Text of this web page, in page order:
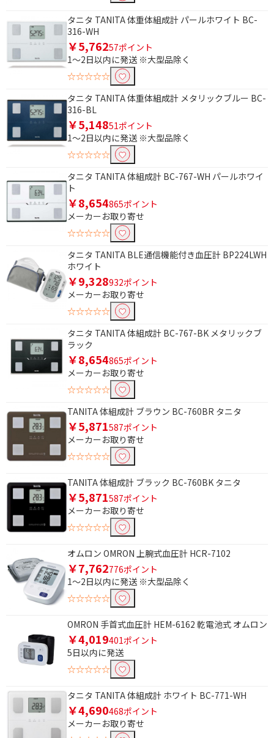
タニタ TANITA 体重体組成計 パールホワイト BC-
316-WH
￥5,76257ポイント
1～2日以内に発送 ※大型品除く
☆☆☆☆☆
タニタ TANITA 体重体組成計 メタリックブルー BC-
316-BL
￥5,14851ポイント
1～2日以内に発送 ※大型品除く
☆☆☆☆☆
タニタ TANITA 体組成計 BC-767-WH パールホワイ
ト
￥8,654865ポイント
メーカーお取り寄せ
☆☆☆☆☆
タニタ TANITA BLE通信機能付き血圧計 BP224LWH
ホワイト
￥9,328932ポイント
メーカーお取り寄せ
☆☆☆☆☆
タニタ TANITA 体組成計 BC-767-BK メタリックブ
ラック
￥8,654865ポイント
メーカーお取り寄せ
☆☆☆☆☆
TANITA 体組成計 ブラウン BC-760BR タニタ
￥5,871587ポイント
メーカーお取り寄せ
☆☆☆☆☆
TANITA 体組成計 ブラック BC-760BK タニタ
￥5,871587ポイント
メーカーお取り寄せ
☆☆☆☆☆
オムロン OMRON 上腕式血圧計 HCR-7102
￥7,762776ポイント
1～2日以内に発送 ※大型品除く
☆☆☆☆☆
OMRON 手首式血圧計 HEM-6162 乾電池式 オムロン
￥4,019401ポイント
5日以内に発送
☆☆☆☆☆
タニタ TANITA 体組成計 ホワイト BC-771-WH
￥4,690468ポイント
メーカーお取り寄せ
価格で絞り込む
タイマーで絞り込む
無
Bluetooth対応で絞り込む
非対応
Bluetooth対応
Bluetooth非対応
PC・スマートフォン管理機能で絞り込む
スマホ管理機能あり
し
有
筋肉量測定機能で絞り込む
筋肉量測定機能あり 筋肉量測定機能なし
体水分率測定機能で絞り込む
体水分率測定機能なし
基礎代謝量測定機能で絞り込む
基礎代謝量測定機能あ
基礎代謝量測定機能な
内臓脂肪レベル測定機能で絞り込む
内臓脂肪レベル測定機
能あり
内臓脂肪レベル測定機
骨格筋率測定機能あり 骨格筋率測定機能なし
体内年齢測定機能で絞り込む
体内年齢測定機能あり
推定骨量測定機能あり
体内年齢測定機能なし
測定方法で絞り込む
足裏
体脂肪率測定機能で絞り込む